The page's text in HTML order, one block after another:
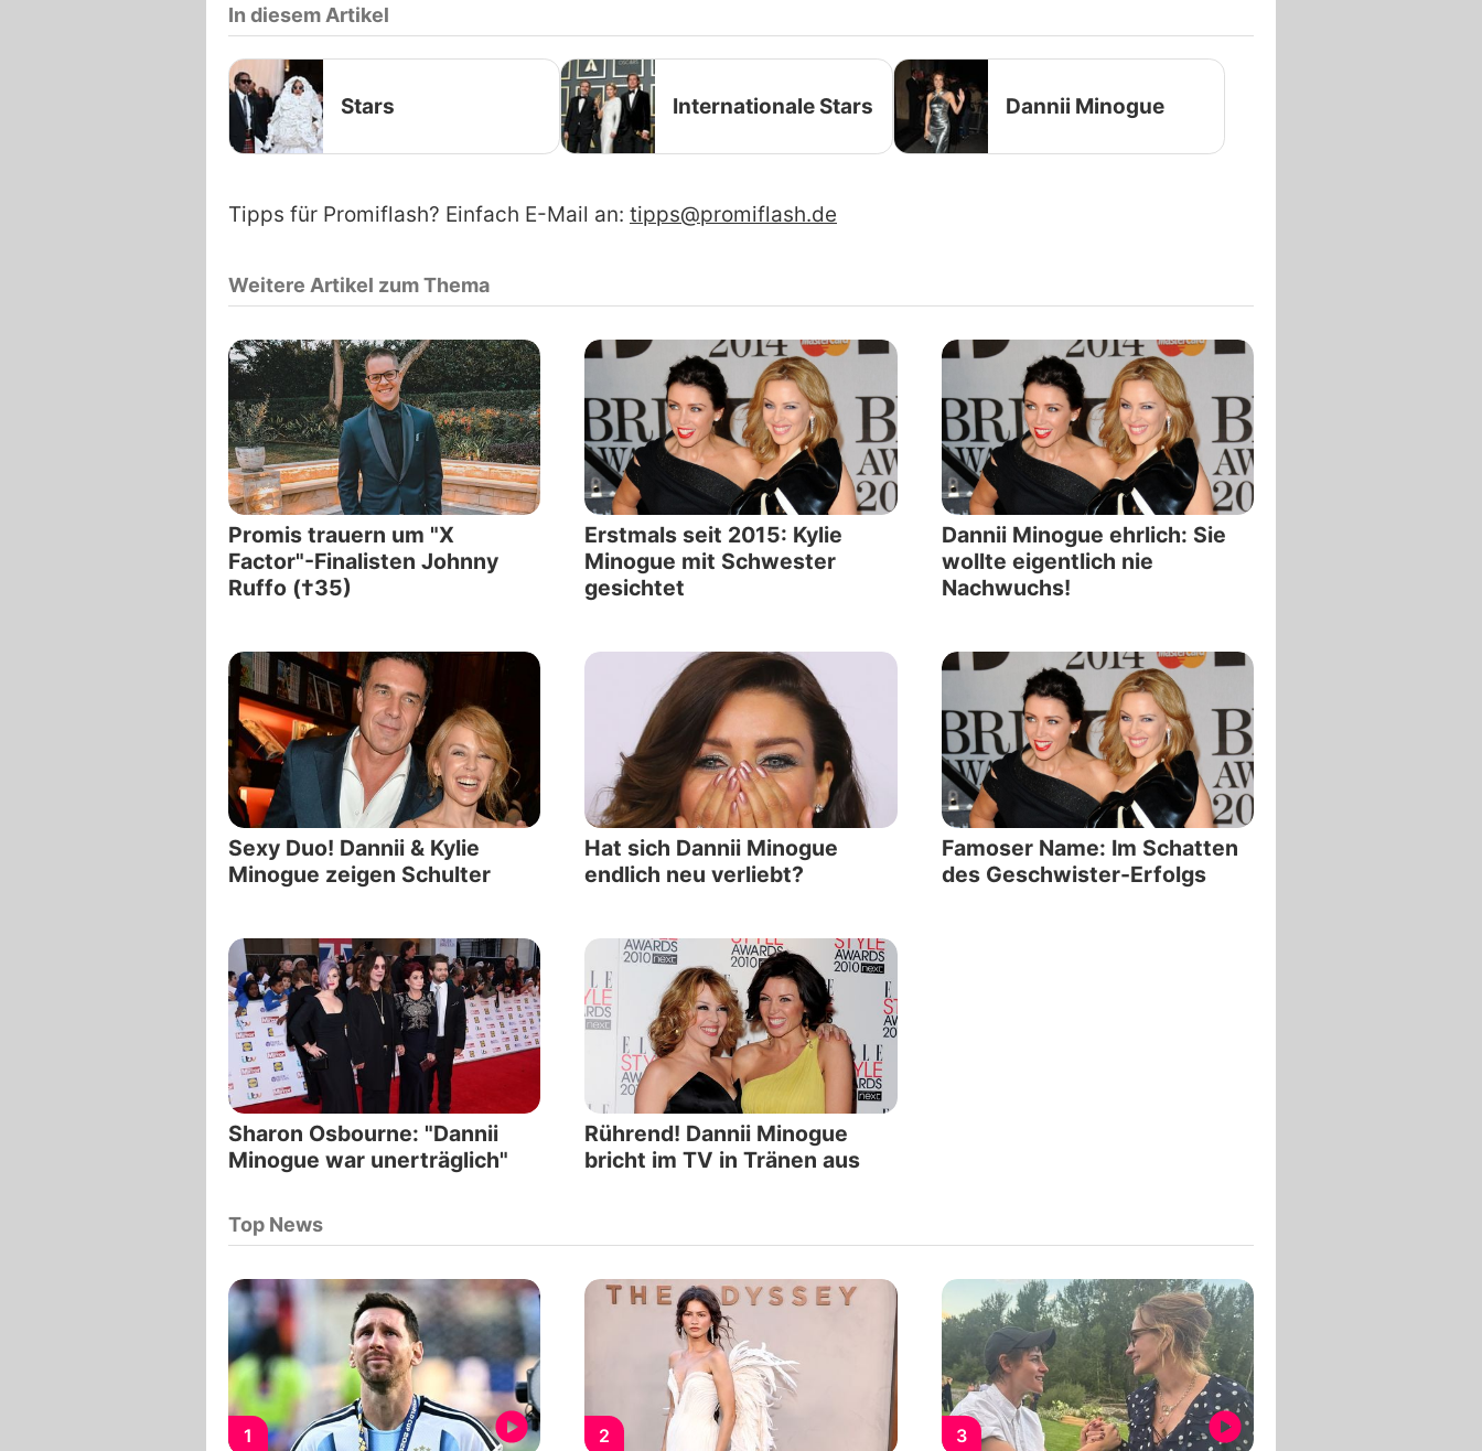
In diesem Artikel
Stars Internationale Stars Dannii Minogue
Tipps für Promiflash? Einfach E-Mail an: tipps@promiflash.de
Weitere Artikel zum Thema
Promis trauern um "X
Factor"-Finalisten Johnny
Ruffo (†35)
Erstmals seit 2015: Kylie
Minogue mit Schwester
gesichtet
Dannii Minogue ehrlich: Sie
wollte eigentlich nie
Nachwuchs!
Sexy Duo! Dannii & Kylie
Minogue zeigen Schulter
Hat sich Dannii Minogue
endlich neu verliebt?
Famoser Name: Im Schatten
des Geschwister-Erfolgs
Sharon Osbourne: "Dannii
Minogue war unerträglich"
Rührend! Dannii Minogue
bricht im TV in Tränen aus
Top News
1 2 3